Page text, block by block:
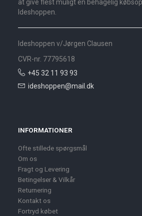
at give flest muligt en behagelig
Ideshoppen.
Ideshoppen v/Jørgen Clausen
CVR-nr. 77795618
+45 32 11 93 93
ideshoppen@mail.dk
INFORMATIONER
Ofte stillede spørgsmål
Om os
Fragt og Levering
Betingelser & Vilkår
Returnering
Kontakt os
Fortryd købet